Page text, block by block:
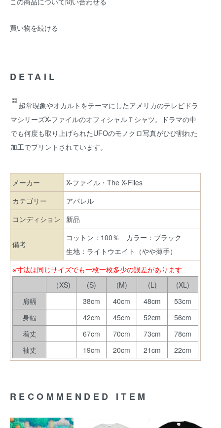
買い物を続ける
DETAIL
超常現象やオカルトをテーマにしたアメリカのテレビドラ
マシリーズX-ファイルのオフィシャルＴシャツ。ドラマの中
でも何度も取り上げられたUFOのモノクロ写真がひび割れた
加工でプリントされています。
メーカー
X-ファイル・The X-Files
カテゴリー
アパレル
コンディション
新品
備考
コットン：100％ カラー：ブラック
生地：ライトウエイト（やや薄手）
※寸法は同じサイズでも一枚一枚多少の誤差があります
（XS)
(S) (M) (L)
(XL)
肩幅
38cm 40cm 48cm
53cm
身幅
42cm 45cm 52cm
56cm
着丈
67cm 70cm 73cm
78cm
袖丈
19cm 20cm 21cm 22cm
RECOMMENDED ITEM